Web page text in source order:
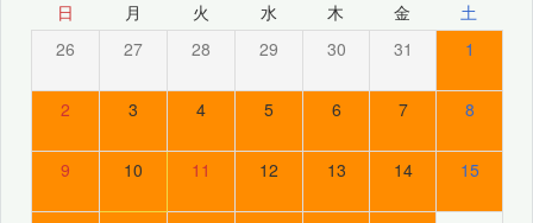
日 月 火 水 木 金 土
26 27 28 29 30 31 1
2 3 4 5 6 7 8
9 10 11 12 13 14 15